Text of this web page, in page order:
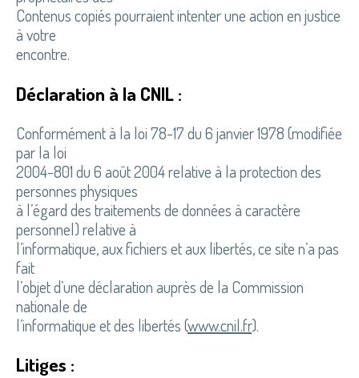
Contenus copiés pourraient intenter une action en justice
à votre
encontre.
Déclaration à la CNIL :
Conformément à la loi 78-17 du 6 janvier 1978 (modifiée
par la loi
2004-801 du 6 août 2004 relative à la protection des
personnes physiques
à l’égard des traitements de données à caractère
personnel) relative à
l’informatique, aux fichiers et aux libertés, ce site n’a pas
fait
l’objet d’une déclaration auprès de la Commission
nationale de
l’informatique et des libertés (www.cnil.fr).
Litiges :